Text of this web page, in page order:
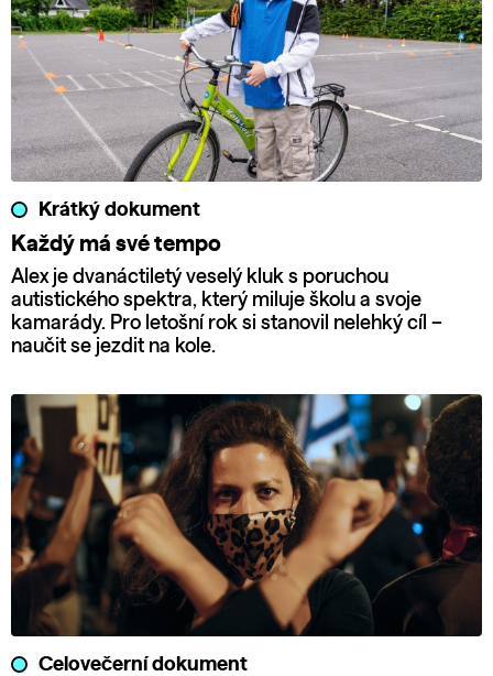
Krátký dokument
Každý má své tempo
Alex je dvanáctiletý veselý kluk s poruchou
autistického spektra, který miluje školu a svoje
kamarády. Pro letošní rok si stanovil nelehký cíl –
naučit se jezdit na kole.
Celovečerní dokument